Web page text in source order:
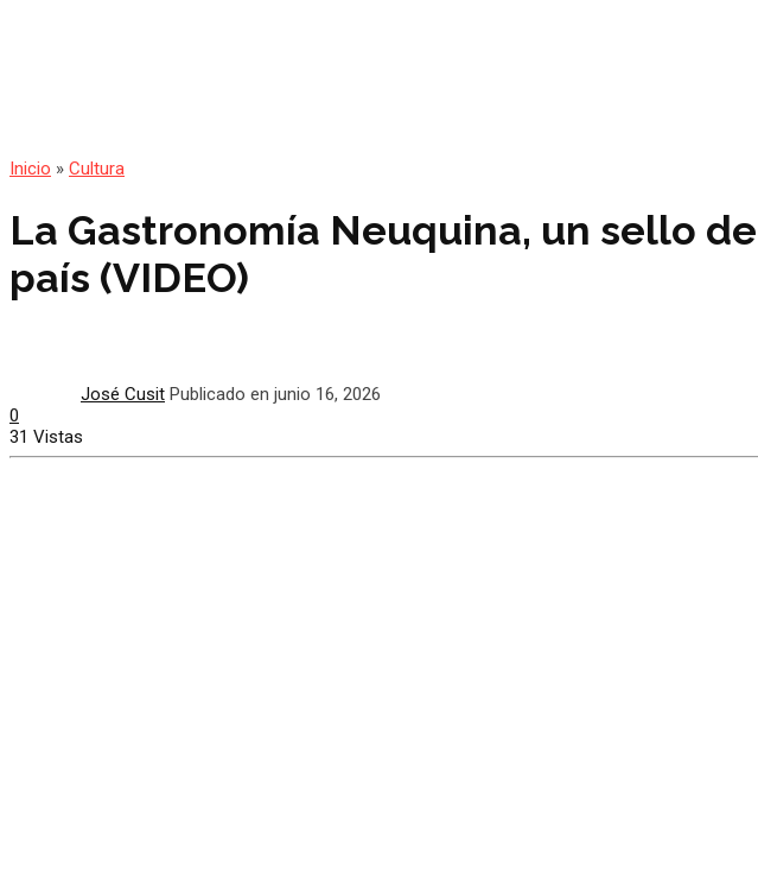
Inicio » Cultura
La Gastronomía Neuquina, un sello
país (VIDEO)
José Cusit Publicado en junio 16, 2026
0
31 Vistas